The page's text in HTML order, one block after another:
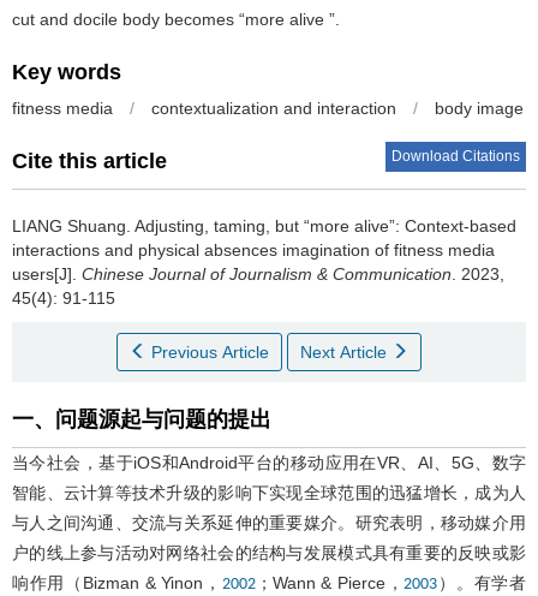
cut and docile body becomes “more alive ”.
Key words
fitness media / contextualization and interaction / body image
Cite this article Download Citations
LIANG Shuang Adjusting, taming, but “more alive”: Context-based
interactions and physical absences imagination of fitness media
users[J]. Chinese Journal of Journalism & Communication . 2023,
45(4): 91-115
Previous Article Next Article
一、问题源起与问题的提出
当今社会，基于iOS和Android平台的移动应用在VR、AI、5G、数字
智能、云计算等技术升级的影响下实现全球范围的迅猛增长，成为人
与人之间沟通、交流与关系延伸的重要媒介。研究表明，移动媒介用
户的线上参与活动对网络社会的结构与发展模式具有重要的反映或影
响作用（Bizman & Yinon， 2002；Wann & Pierce， 2003 ）。有学者